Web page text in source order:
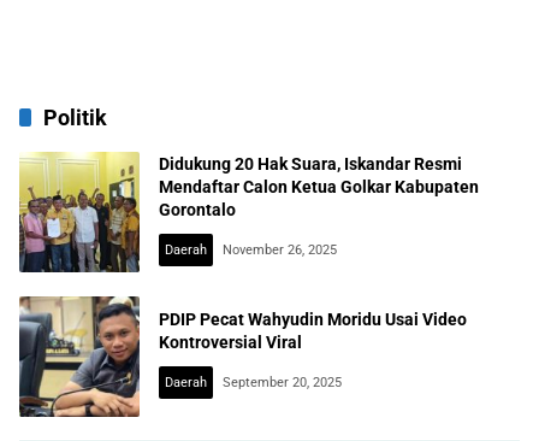
Politik
Didukung 20 Hak Suara, Iskandar Resmi
Mendaftar Calon Ketua Golkar Kabupaten
Gorontalo
Daerah November 26, 2025
PDIP Pecat Wahyudin Moridu Usai Video
Kontroversial Viral
Daerah September 20, 2025